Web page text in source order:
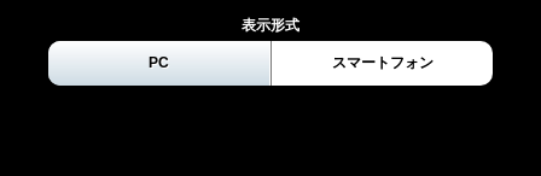
表示形式
PC スマートフォン